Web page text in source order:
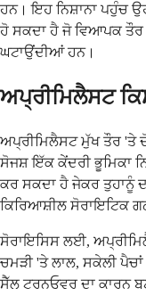
ਹਨ। ਇਹ ਨਿਸ਼ਾਨਾ ਪਹੁੰਚ
ਹੋ ਸਕਦਾ ਹੈ ਜੋ ਵਿਆਪਕ ਤੌਰ
ਘਟਾਉਂਦੀਆਂ ਹਨ।
ਅਪ੍ਰੀਮਿਲੈਸਟ
ਅਪ੍ਰੀਮਿਲੈਸਟ ਮੁੱਖ ਤੌਰ 'ਤੇ
ਸੋਜਸ਼ ਇੱਕ ਕੇਂਦਰੀ ਭੂਮਿਕਾ
ਕਰ ਸਕਦਾ ਹੈ ਜੇਕਰ ਤੁਹਾਨੂੰ
ਕਿਰਿਆਸ਼ੀਲ ਸੋਰਾਇਟਿਕ
ਸੋਰਾਇਸਿਸ ਲਈ,
ਚਮੜੀ 'ਤੇ ਲਾਲ, ਸਕੇਲੀ
ਸੈੱਲ ਟਰਨਓਵਰ ਦਾ ਕਾਰਨ